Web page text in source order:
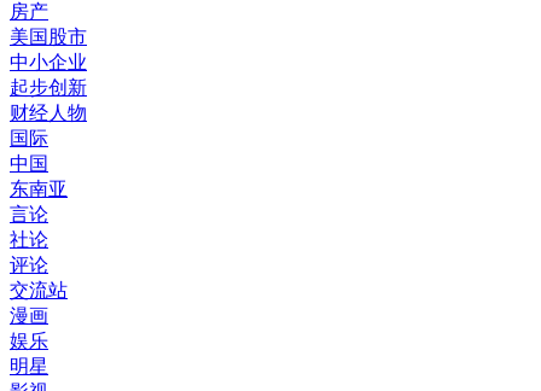
房产
美国股市
中小企业
起步创新
财经人物
国际
中国
东南亚
言论
社论
评论
交流站
漫画
娱乐
明星